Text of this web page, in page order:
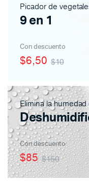
Picador de
9 en 1
Con descuento
$10
$6,50
Elimina la
Con descuento
$150
$85